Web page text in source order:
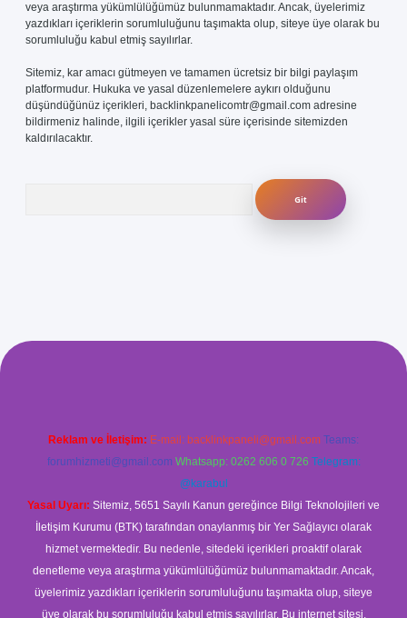
veya araştırma yükümlülüğümüz bulunmamaktadır. Ancak, üyelerimiz
yazdıkları içeriklerin sorumluluğunu taşımakta olup, siteye üye olarak bu
sorumluluğu kabul etmiş sayılırlar.
Sitemiz, kar amacı gütmeyen ve tamamen ücretsiz bir bilgi paylaşım
platformudur. Hukuka ve yasal düzenlemelere aykırı olduğunu
düşündüğünüz içerikleri, backlinkpanelicomtr@gmail.com adresine
bildirmeniz halinde, ilgili içerikler yasal süre içerisinde sitemizden
kaldırılacaktır.
mi
Reklam ve İletişim: E-mail: backlinkpaneli@gmail.com Teams:
forumhizmeti@gmail.com Whatsapp: 0262 606 0 726 Telegram:
@karabul
Yasal Uyarı: Sitemiz, 5651 Sayılı Kanun gereğince Bilgi Teknolojileri ve
İletişim Kurumu (BTK) tarafından onaylanmış bir Yer Sağlayıcı olarak
hizmet vermektedir. Bu nedenle, sitedeki içerikleri proaktif olarak
denetleme veya araştırma yükümlülüğümüz bulunmamaktadır. Ancak,
üyelerimiz yazdıkları içeriklerin sorumluluğunu taşımakta olup, siteye
üye olarak bu sorumluluğu kabul etmiş sayılırlar. Bu internet sitesi,